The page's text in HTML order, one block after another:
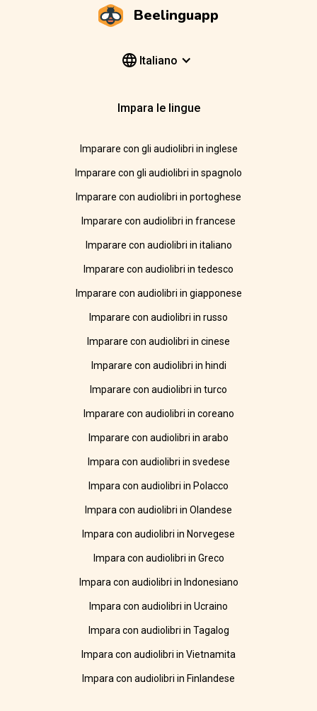
Beelinguapp
Italiano
Impara le lingue
Imparare con gli audiolibri in inglese
Imparare con gli audiolibri in spagnolo
Imparare con audiolibri in portoghese
Imparare con audiolibri in francese
Imparare con audiolibri in italiano
Imparare con audiolibri in tedesco
Imparare con audiolibri in giapponese
Imparare con audiolibri in russo
Imparare con audiolibri in cinese
Imparare con audiolibri in hindi
Imparare con audiolibri in turco
Imparare con audiolibri in coreano
Imparare con audiolibri in arabo
Impara con audiolibri in svedese
Impara con audiolibri in Polacco
Impara con audiolibri in Olandese
Impara con audiolibri in Norvegese
Impara con audiolibri in Greco
Impara con audiolibri in Indonesiano
Impara con audiolibri in Ucraino
Impara con audiolibri in Tagalog
Impara con audiolibri in Vietnamita
Impara con audiolibri in Finlandese